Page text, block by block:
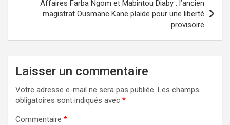
Affaires Farba Ngom et Mabintou Diaby : l’ancien
magistrat Ousmane Kane plaide pour une liberté
provisoire
Laisser un commentaire
Votre adresse e-mail ne sera pas publiée. Les champs
obligatoires sont indiqués avec *
Commentaire *